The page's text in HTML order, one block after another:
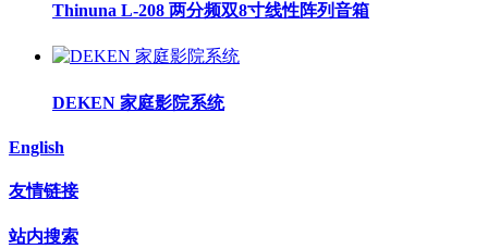
Thinuna L-208 两分频双8寸线性阵列音箱
DEKEN 家庭影院系统
English
友情链接
站内搜索